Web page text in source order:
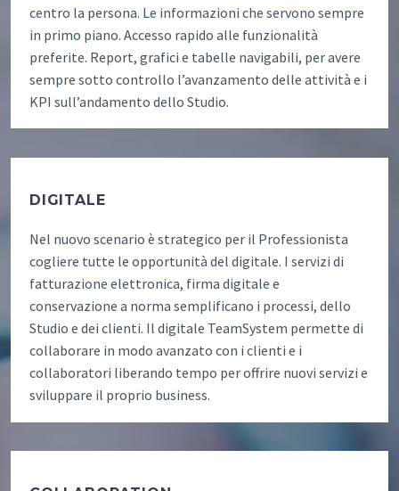
centro la persona. Le informazioni che servono sempre
in primo piano. Accesso rapido alle funzionalità
preferite. Report, grafici e tabelle navigabili, per avere
sempre sotto controllo l’avanzamento delle attività e i
KPI sull’andamento dello Studio.
DIGITALE
Nel nuovo scenario è strategico per il Professionista
cogliere tutte le opportunità del digitale. I servizi di
fatturazione elettronica, firma digitale e
conservazione a norma semplificano i processi, dello
Studio e dei clienti. Il digitale TeamSystem permette di
collaborare in modo avanzato con i clienti e i
collaboratori liberando tempo per offrire nuovi servizi e
sviluppare il proprio business.